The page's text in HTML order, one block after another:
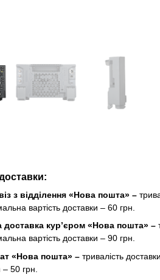
з відділення «Нова пошта» –
вартість доставки – 60 грн.
доставка кур’єром «Нова пошта» –
вартість доставки – 90 грн.
«Нова пошта» – тривалість
– 50 грн.